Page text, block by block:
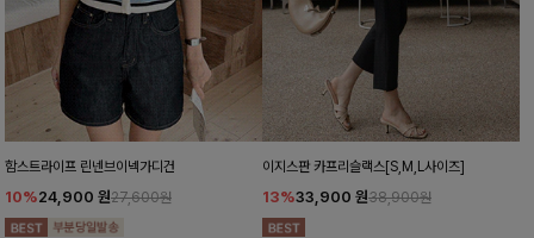
함스트라이프 린넨브이넥가디건
10%24,900 원27,600원
이지스판 카프리슬랙스[S,M,L사이즈]
13%33,900 원38,900원